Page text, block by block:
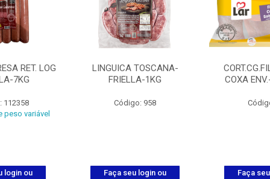
RET. LOG
7KG
112358
peso variável
login ou
LINGUICA TOSCANA-
FRIELLA-1KG
Código: 958
Faça seu login ou
COXA
Faça